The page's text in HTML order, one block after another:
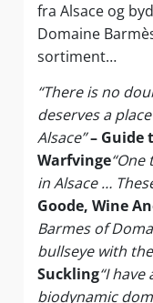
fra Alsace og
Domaine
sortiment…
“There is no
deserves a
Alsace” – Guide
Warfvinge“One
in Alsace …
Goode, Wine
Barmes of
bullseye with
Suckling“I have
biodynamic